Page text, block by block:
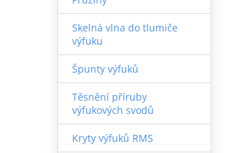
Skelná vlna do tlumiče
výfuku
Špunty výfuků
Těsnění příruby
výfukových svodů
Kryty výfuků RMS